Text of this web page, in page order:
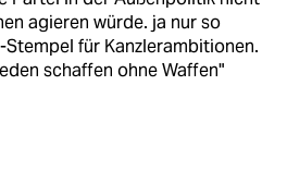
agieren würde. ja nur so
Stempel für Kanzlerambitionen.
schaffen ohne Waffen"